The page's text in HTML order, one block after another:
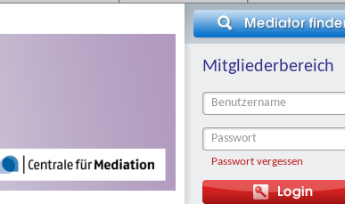
Mitgliederbereich
Passwort vergessen